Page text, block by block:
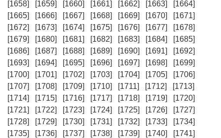
[1658]
[1659] [1660] [1661] [1662] [1663]
[1664]
[1665]
[1666] [1667] [1668] [1669] [1670]
[1671]
[1672]
[1673] [1674] [1675] [1676] [1677]
[1678]
[1679]
[1680] [1681] [1682] [1683] [1684]
[1685]
[1686]
[1687] [1688] [1689] [1690] [1691]
[1692]
[1693]
[1694] [1695] [1696] [1697] [1698]
[1699]
[1700]
[1701] [1702] [1703] [1704] [1705]
[1706]
[1707]
[1708] [1709] [1710] [1711] [1712]
[1713]
[1714]
[1715] [1716] [1717] [1718] [1719]
[1720]
[1721]
[1722] [1723] [1724] [1725] [1726]
[1727]
[1728]
[1729] [1730] [1731] [1732] [1733]
[1734]
[1735]
[1736] [1737] [1738] [1739] [1740]
[1741]